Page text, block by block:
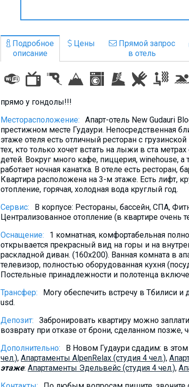
Подробное
описание
Цены
Прямой запрос
в отель
прямо у гондолы!!!
Месторасположение:
Апарт-отель New Gudauri
престижном месте Гудаури. Непосредственная
этаже отеля есть отличный ресторан с
тех, кто только хочет встать на лыжи в ста
детей. Вокруг много кафе, пиццерия, winehouse,
работает ночная канатка. В отеле есть ресторан,
Квартира расположена на 3-м этаже. Есть лифт,
отопление, горячая, холодная вода круглый год.
Сервис:
В корпусе: Рестораны, бассейн, СПА,
Централизованное отопление (в квартире очень
Оснащение:
1 комнатная, комфортабельная
открывается прекрасный вид на горы и на
раскладной диван. (160х200). Ванная комната в
телевизор, полностью оборудованная кухня
Постельные принадлежности и полотенца
Трансфер:
Могу обеспечить встречу в Тбилиси и
usd.
Депозит:
Забронировать квартиру можно
возврату при отказе от брони, сделанном
Дополнительно:
В Новом Гудаури сдадим: в
чел.), Aпартаменты AlpenRelax (студия 4 чел.),
этаже: Апартаменты Эдельвейс (студия 4 чел.),